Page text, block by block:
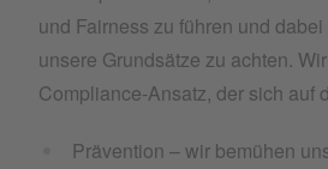
und Fairness zu führen und
unsere Grundsätze zu achten.
Compliance-Ansatz, der sich auf
Prävention – wir bemühen